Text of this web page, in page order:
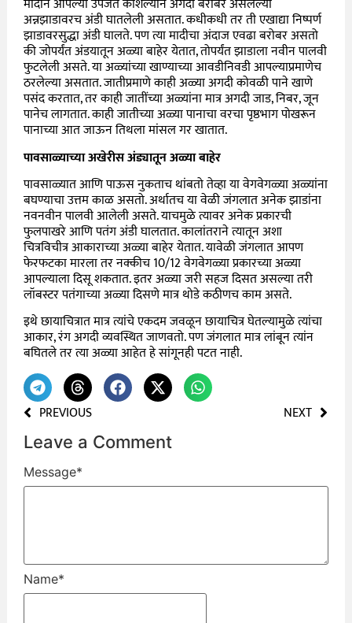
मादीने आपल्या उपजत कौशल्याने अगदी बरोबर असलेल्या
अन्नझाडावरच अंडी घातलेली असतात. कधीकधी तर ती एखाद्या निष्पर्ण
झाडावरसुद्धा अंडी घालते. पण त्या मादीचा अंदाज एवढा बरोबर असतो
की जोपर्यंत अंडयातून अळ्या बाहेर येतात, तोपर्यंत झाडाला नवीन पालवी
फुटलेली असते. या अळ्यांच्या खाण्याच्या आवडीनिवडी आपल्याप्रमाणेच
ठरलेल्या असतात. जातीप्रमाणे काही अळ्या अगदी कोवळी पाने खाणे
पसंद करतात, तर काही जातींच्या अळ्यांना मात्र अगदी जाड, निबर, जून
पानेच लागतात. काही जातीच्या अळ्या पानाचा वरचा पृष्ठभाग पोखरून
पानाच्या आत जाऊन तिथला मांसल गर खातात.
पावसाळ्याच्या अखेरीस अंड्यातून अळ्या बाहेर
पावसाळ्यात आणि पाऊस नुकताच थांबतो तेव्हा या वेगवेगळ्या अळ्यांना
बघण्याचा उत्तम काळ असतो. अर्थातच या वेळी जंगलात अनेक झाडांना
नवनवीन पालवी आलेली असते. याचमुळे त्यावर अनेक प्रकारची
फुलपाखरे आणि पतंग अंडी घालतात. कालांतराने त्यातून अशा
चित्रविचीत्र आकाराच्या अळ्या बाहेर येतात. यावेळी जंगलात आपण
फेरफटका मारला तर नक्कीच 10/12 वेगवेगळ्या प्रकारच्या अळ्या
आपल्याला दिसू शकतात. इतर अळ्या जरी सहज दिसत असल्या तरी
लॉबस्टर पतंगाच्या अळ्या दिसणे मात्र थोडे कठीणच काम असते.
इथे छायाचित्रात मात्र त्यांचे एकदम जवळून छायाचित्र घेतल्यामुळे त्यांचा
आकार, रंग अगदी व्यवस्थित जाणवतो. पण जंगलात मात्र लांबून त्यांन
बघितले तर त्या अळ्या आहेत हे सांगूनही पटत नाही.
PREVIOUS NEXT
Leave a Comment
Message*
Name*